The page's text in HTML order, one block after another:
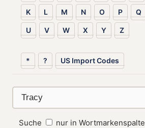
K L M N O P Q
U V W X Y Z
* ? US Import Codes
Suche nur in Wortmarkenspalte